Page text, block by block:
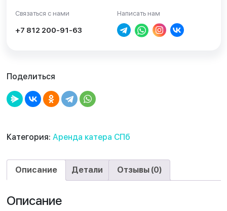
Связаться с нами
+7 812 200-91-63
Написать нам
Поделиться
Категория: Аренда катера СПб
Описание Детали Отзывы (0)
Описание